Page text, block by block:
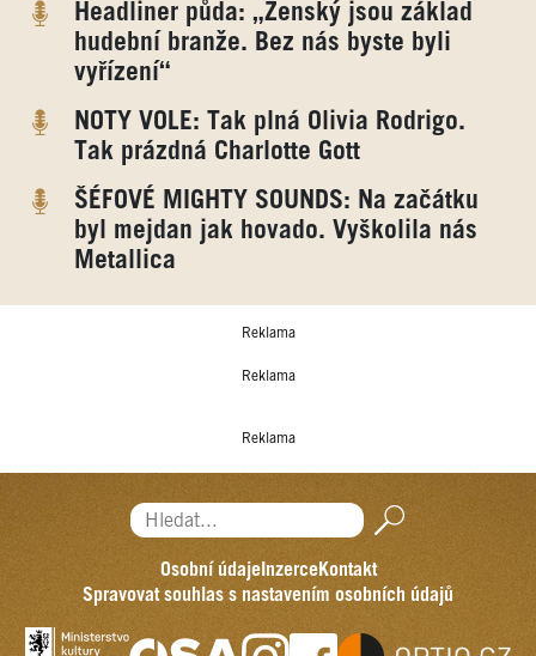
Headliner půda: „Ženský jsou základ
hudební branže. Bez nás byste byli
vyřízení“
NOTY VOLE: Tak plná Olivia Rodrigo.
Tak prázdná Charlotte Gott
ŠÉFOVÉ MIGHTY SOUNDS: Na začátku
byl mejdan jak hovado. Vyškolila nás
Metallica
Reklama
Reklama
Reklama
Hledat...
Osobní údajeInzerceKontakt
Spravovat souhlas s nastavením osobních údajů